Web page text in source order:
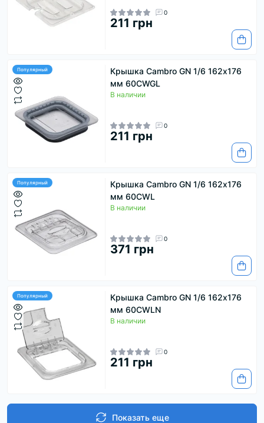
0
211 грн
Популярный
Крышка Cambro GN 1/6 162х176
мм 60CWGL
В наличии
0
211 грн
Популярный
Крышка Cambro GN 1/6 162х176
мм 60CWL
В наличии
0
371 грн
Популярный
Крышка Cambro GN 1/6 162х176
мм 60CWLN
В наличии
0
211 грн
Показать еще